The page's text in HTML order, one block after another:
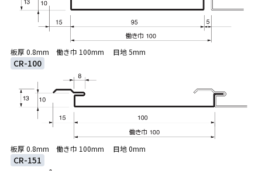
板厚 0.8mm 働き巾 100mm 目地 5mm
CR-100
板厚 0.8mm 働き巾 100mm 目地 0mm
CR-151